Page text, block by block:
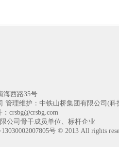
海西路35号
管理维护：中铁山桥集团有限公司(科
crsbg@crsbg.com
公司骨干成员单位、标杆企业
号 © 2013 All rights